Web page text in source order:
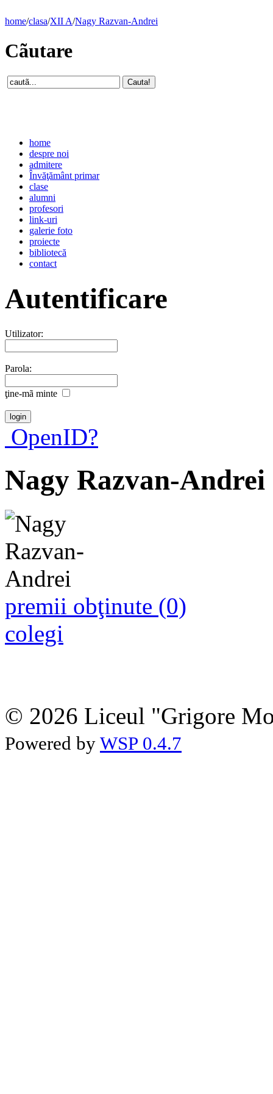
home/clasa/XII A/Nagy Razvan-Andrei
Cãutare
home
despre noi
admitere
Învăţământ primar
clase
alumni
profesori
link-uri
galerie foto
proiecte
bibliotecă
contact
Autentificare
Utilizator:
Parola:
ţine-mã minte
OpenID?
Nagy Razvan-Andrei
premii obţinute (0)
colegi
© 2026 Liceul "Grigore
Powered by WSP 0.4.7